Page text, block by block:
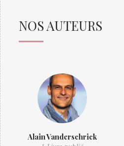
NOS AUTEURS
Alain Vanderschrick